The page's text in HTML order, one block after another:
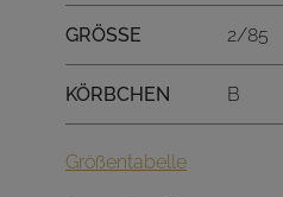
Größe
Körbchen
GRÖSSE 2/85
KÖRBCHEN B
Größentabelle